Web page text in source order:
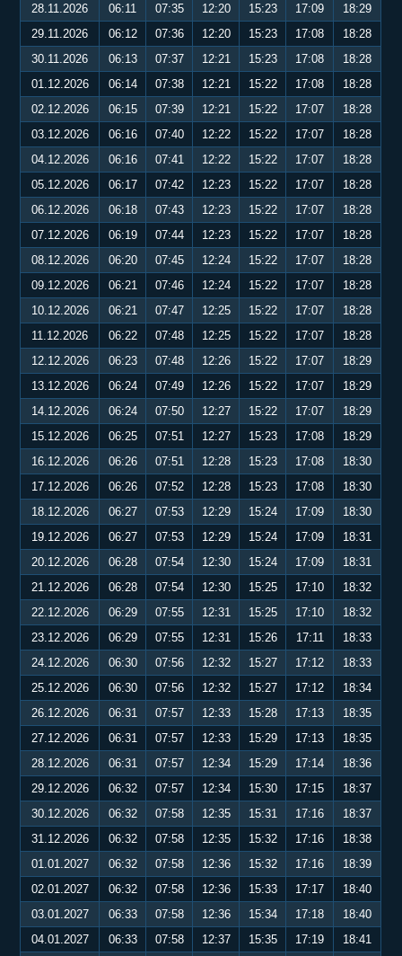
28.11.2026
06:11 07:35 12:20 15:23 17:09
18:29
29.11.2026
06:12 07:36 12:20 15:23 17:08
18:28
30.11.2026
06:13 07:37 12:21 15:23 17:08
18:28
01.12.2026
06:14 07:38 12:21 15:22 17:08
18:28
02.12.2026
06:15 07:39 12:21 15:22 17:07
18:28
03.12.2026
06:16 07:40 12:22 15:22 17:07
18:28
04.12.2026
06:16 07:41 12:22 15:22 17:07
18:28
05.12.2026
06:17 07:42 12:23 15:22 17:07
18:28
06.12.2026
06:18 07:43 12:23 15:22 17:07
18:28
07.12.2026
06:19 07:44 12:23 15:22 17:07
18:28
08.12.2026
06:20 07:45 12:24 15:22 17:07
18:28
09.12.2026
06:21 07:46 12:24 15:22 17:07
18:28
10.12.2026
06:21 07:47 12:25 15:22 17:07
18:28
11.12.2026
06:22 07:48 12:25 15:22 17:07
18:28
12.12.2026
06:23 07:48 12:26 15:22 17:07
18:29
13.12.2026
06:24 07:49 12:26 15:22 17:07
18:29
14.12.2026
06:24 07:50 12:27 15:22 17:07
18:29
15.12.2026
06:25 07:51 12:27 15:23 17:08
18:29
16.12.2026
06:26 07:51 12:28 15:23 17:08
18:30
17.12.2026
06:26 07:52 12:28 15:23 17:08
18:30
18.12.2026
06:27 07:53 12:29 15:24 17:09
18:30
19.12.2026
06:27 07:53 12:29 15:24 17:09
18:31
20.12.2026
06:28 07:54 12:30 15:24 17:09
18:31
21.12.2026
06:28 07:54 12:30 15:25 17:10
18:32
22.12.2026
06:29 07:55 12:31 15:25 17:10
18:32
23.12.2026
06:29 07:55 12:31 15:26 17:11
18:33
24.12.2026
06:30 07:56 12:32 15:27 17:12
18:33
25.12.2026
06:30 07:56 12:32 15:27 17:12
18:34
26.12.2026
06:31 07:57 12:33 15:28 17:13
18:35
27.12.2026
06:31 07:57 12:33 15:29 17:13
18:35
28.12.2026
06:31 07:57 12:34 15:29 17:14
18:36
29.12.2026
06:32 07:57 12:34 15:30 17:15
18:37
30.12.2026
06:32 07:58 12:35 15:31 17:16
18:37
31.12.2026
06:32 07:58 12:35 15:32 17:16
18:38
01.01.2027
06:32 07:58 12:36 15:32 17:16
18:39
02.01.2027
06:32 07:58 12:36 15:33 17:17
18:40
03.01.2027
06:33 07:58 12:36 15:34 17:18
18:40
04.01.2027
06:33 07:58 12:37 15:35 17:19
18:41